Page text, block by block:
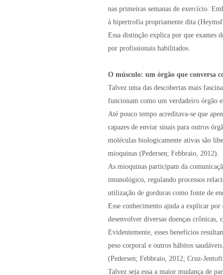
nas primeiras semanas de exercício.
à hipertrofia propriamente dita
Essa distinção explica por que exames
por profissionais habilitados.
O músculo: um órgão que conversa
Talvez uma das descobertas mais
funcionam como um verdadeiro órgão
Até pouco tempo acreditava-se que
capazes de enviar sinais para outros
moléculas biologicamente ativas são
mioquinas (Pedersen; Febbraio, 2012).
As mioquinas participam da
imunológico, regulando processos
utilização de gorduras como fonte de
Esse conhecimento ajuda a explicar
desenvolver diversas doenças
Evidentemente, esses benefícios
peso corporal e outros hábitos
(Pedersen; Febbraio, 2012; Cruz-
Talvez seja essa a maior mudança de